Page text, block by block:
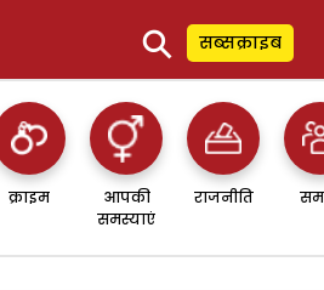
⚲ सब्सक्राइब
क्राइम
आपकी
समस्याएं
राजनीति